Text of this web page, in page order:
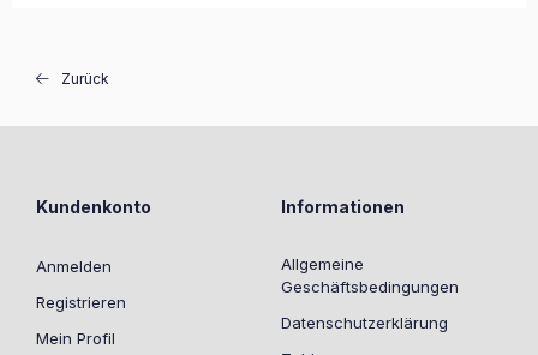
Zurück
Kundenkonto
Anmelden
Registrieren
Mein Profil
Informationen
Allgemeine
Geschäftsbedingungen
Datenschutzerklärung